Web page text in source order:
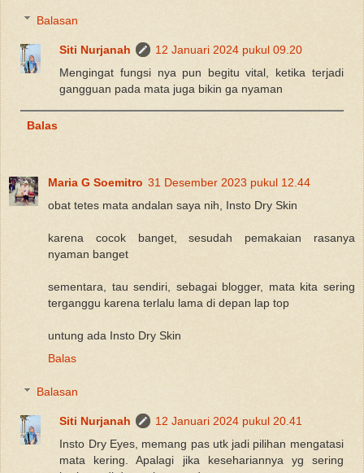
Balasan
Siti Nurjanah
12 Januari 2024 pukul 09.20
Mengingat fungsi nya pun begitu vital, ketika terjadi
gangguan pada mata juga bikin ga nyaman
Balas
Maria G Soemitro 31 Desember 2023 pukul 12.44
obat tetes mata andalan saya nih, Insto Dry Skin
karena cocok banget, sesudah pemakaian rasanya
nyaman banget
sementara, tau sendiri, sebagai blogger, mata kita sering
terganggu karena terlalu lama di depan lap top
untung ada Insto Dry Skin
Balas
Balasan
Siti Nurjanah
12 Januari 2024 pukul 20.41
Insto Dry Eyes, memang pas utk jadi pilihan mengatasi
mata kering. Apalagi jika kesehariannya yg sering